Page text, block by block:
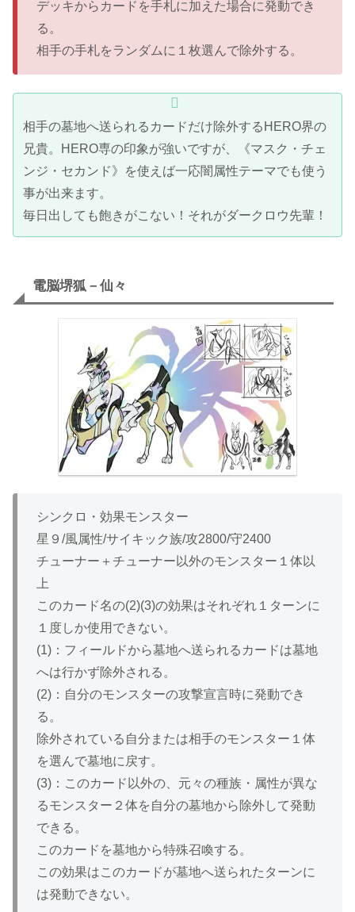
デッキからカードを手札に加えた場合に発動でき
る。
相手の手札をランダムに１枚選んで除外する。
相手の墓地へ送られるカードだけ除外するHERO界の
兄貴。HERO専の印象が強いですが、《マスク・チェ
ンジ・セカンド》を使えば一応闇属性テーマでも使う
事が出来ます。
毎日出しても飽きがこない！それがダークロウ先輩！
電脳堺狐－仙々
シンクロ・効果モンスター
星９/風属性/サイキック族/攻2800/守2400
チューナー＋チューナー以外のモンスター１体以
上
このカード名の(2)(3)の効果はそれぞれ１ターンに
１度しか使用できない。
(1)：フィールドから墓地へ送られるカードは墓地
へは行かず除外される。
(2)：自分のモンスターの攻撃宣言時に発動でき
る。
除外されている自分または相手のモンスター１体
を選んで墓地に戻す。
(3)：このカード以外の、元々の種族・属性が異な
るモンスター２体を自分の墓地から除外して発動
できる。
このカードを墓地から特殊召喚する。
この効果はこのカードが墓地へ送られたターンに
は発動できない。